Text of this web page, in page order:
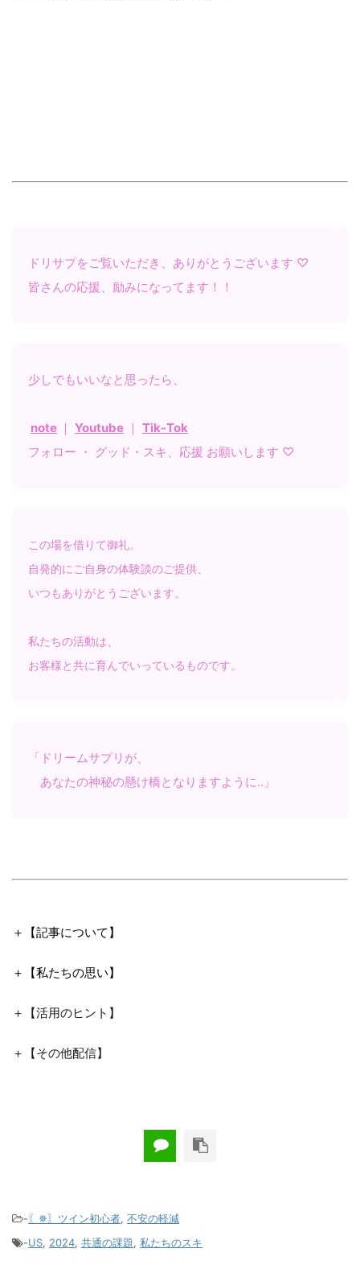
ドリサプをご覧いただき、ありがとうございます ♡
皆さんの応援、励みになってます！！
少しでもいいなと思ったら、
note ｜ Youtube ｜ Tik-Tok
フォロー ・ グッド・スキ、応援 お願いします ♡
この場を借りて御礼。
自発的にご自身の体験談のご提供、
いつもありがとうございます。
私たちの活動は、
お客様と共に育んでいっているものです。
「ドリームサプリが、
あなたの神秘の懸け橋となりますように‥」
＋【記事について】
＋【私たちの思い】
＋【活用のヒント】
＋【その他配信】
-〖✵〗ツイン初心者, 不安の軽減
-US, 2024, 共通の課題, 私たちのスキ